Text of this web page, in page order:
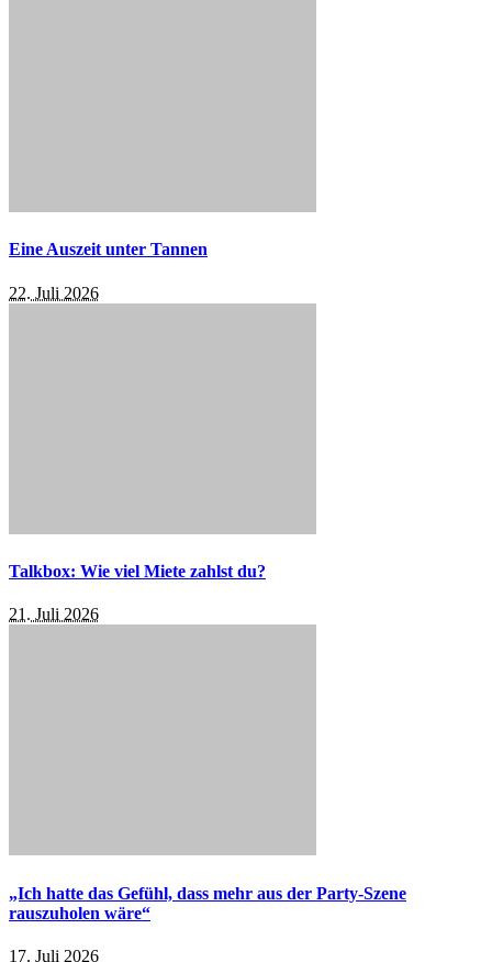
Eine Auszeit unter Tannen
22. Juli 2026
Talkbox: Wie viel Miete zahlst du?
21. Juli 2026
„Ich hatte das Gefühl, dass mehr aus der Party-Szene
rauszuholen wäre“
17. Juli 2026